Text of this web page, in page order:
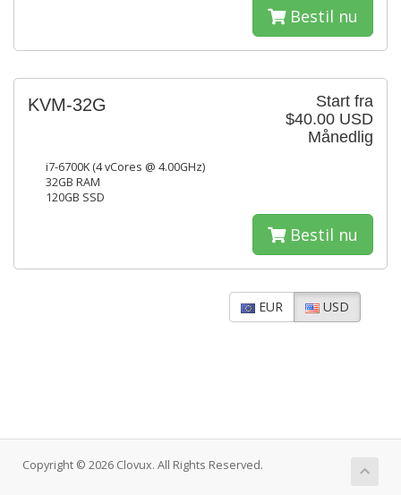
Bestil nu
Start fra
$40.00 USD
Månedlig
KVM-32G
i7-6700K (4 vCores @ 4.00GHz)
32GB RAM
120GB SSD
Bestil nu
EUR USD
Copyright © 2026 Clovux. All Rights Reserved.